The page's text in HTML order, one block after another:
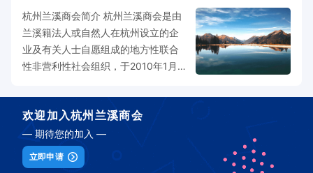
杭州兰溪商会简介 杭州兰溪商会是由
兰溪籍法人或自然人在杭州设立的企
业及有关人士自愿组成的地方性联合
性非营利性社会组织，于2010年1月经
工商联、杭州市工商联的业务指导和
监督。商会秉承“交流合作、资源共
享、优势互补、和谐发展”的办会理
念，以“规范化管理、多样化活动、特
色化服务”打造品牌商会，是杭州、兰
欢迎加入杭州兰溪商会
— 期待您的加入 —
立即申请